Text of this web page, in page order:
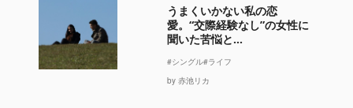
うまくいかない私の恋
愛。“交際経験なし”の女性に
聞いた苦悩と...
#シングル#ライフ
by 赤池リカ